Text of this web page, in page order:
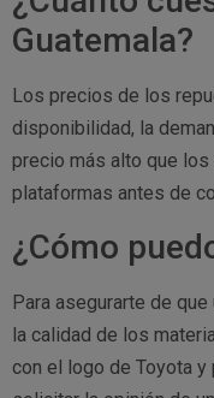
Guatemala?
Los precios de los
disponibilidad, la
precio más alto que
plataformas antes de
¿Cómo
Para asegurarte de
la calidad de los
con el logo de Toyota